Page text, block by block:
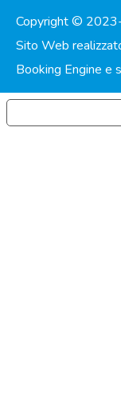
Copyright ©
Sito Web
Booking Engine e